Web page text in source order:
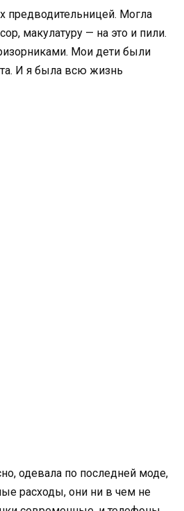
предводительницей. Могла
макулатуру — на это и пили.
Мои дети были
И я была всю жизнь
одевала по последней моде,
расходы, они ни в чем не